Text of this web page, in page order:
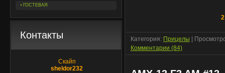
ГОСТЕВАЯ
Контакты
Скайп
sheldor232
Категория: Прицелы |
Комментарии (84)